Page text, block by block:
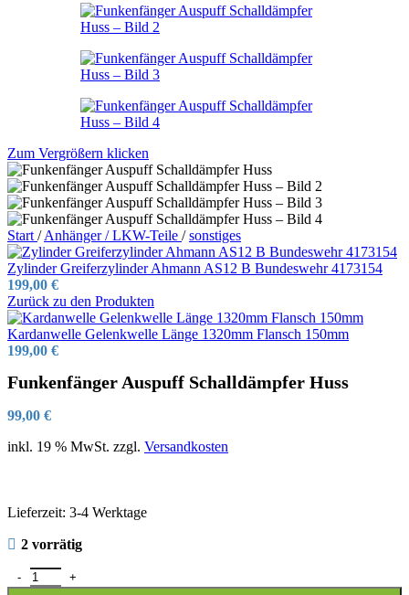
Zum Vergrößern klicken
Start / Anhänger / LKW-Teile / sonstiges
Zylinder Greiferzylinder Ahmann AS12 B Bundeswehr 4173154
199,00 €
Zurück zu den Produkten
Kardanwelle Gelenkwelle Länge 1320mm Flansch 150mm
199,00 €
Funkenfänger Auspuff Schalldämpfer Huss
99,00 €
inkl. 19 % MwSt. zzgl. Versandkosten
Lieferzeit: 3-4 Werktage
2 vorrätig
Funkenfänger Auspuff Schalldämpfer Huss Menge